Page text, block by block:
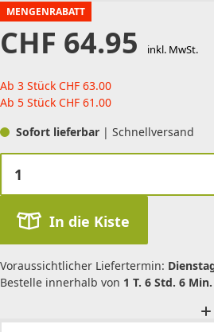
MENGENRABATT
CHF 64.95 inkl. MwSt.
Ab 3 Stück CHF 63.00
Ab 5 Stück CHF 61.00
Sofort lieferbar | Schnellversand
In die Kiste
Voraussichtlicher Liefertermin:
Bestelle innerhalb von 1 T. 6 Std. 6